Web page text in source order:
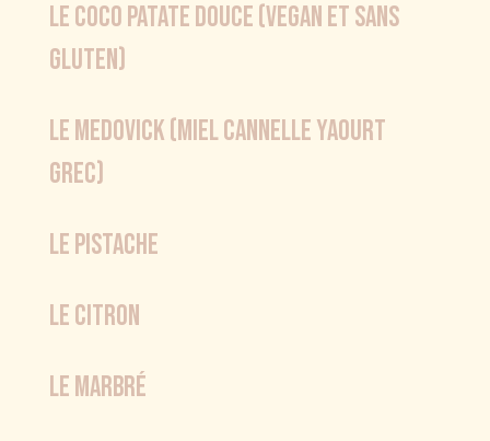
Le coco patate douce (vegan et sans
gluten)
LE medovick (miel cannelle yaourt
grec)
lE PISTACHE
LE CITRON
LE MARBRÉ